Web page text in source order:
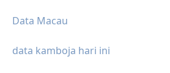
Data Macau
data kamboja hari ini